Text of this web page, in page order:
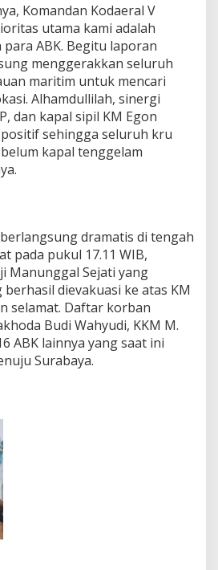
Komandan Kodaeral V
utama kami adalah
ABK. Begitu laporan
menggerakkan seluruh
maritim untuk mencari
Alhamdullilah, sinergi
dan kapal sipil KM Egon
sehingga seluruh kru
kapal tenggelam
dramatis di tengah
pada pukul 17.11 WIB,
Manunggal Sejati yang
dievakuasi ke atas KM
selamat. Daftar korban
Budi Wahyudi, KKM M.
ABK lainnya yang saat ini
Surabaya.